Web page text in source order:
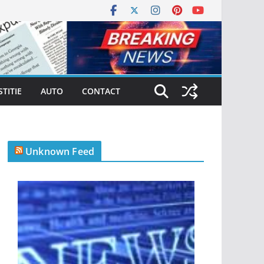
AUTO CONTACT
Unknown Feed